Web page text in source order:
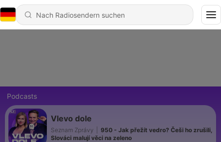
Podcasts
Vlevo dole
Seznam Zprávy
950 - Jak přežít vedro? Češi ho zrušili,
Slováci malují věci na zeleno